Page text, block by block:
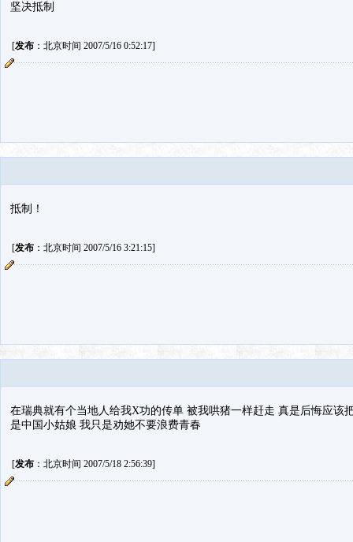
坚决抵制
[发布：北京时间 2007/5/16 0:52:17]
抵制！
[发布：北京时间 2007/5/16 3:21:15]
在瑞典就有个当地人给我X功的传单 被我哄猪一样赶走 真是后悔应该
是中国小姑娘 我只是劝她不要浪费青春
[发布：北京时间 2007/5/18 2:56:39]